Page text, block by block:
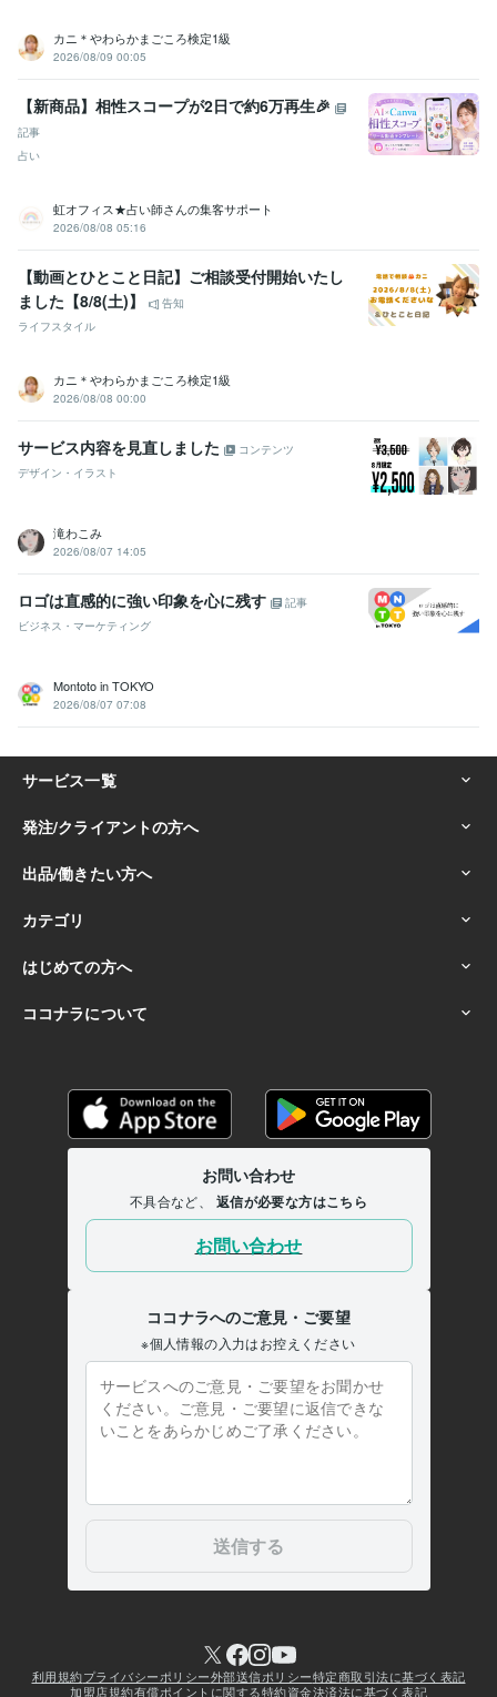
翻訳 語学 英語 韓国語 中国語
イタリア語
ドイツ語
学歴
日本大学 2021年3月 ~ 現在
韓国語 ビジネスレベル
フランス語
日常会話レベル
スペイン語 日常会話レベル
イタリア語 日常会話レベル
ロシア語
カニ＊やわらかまごころ検定1級
2026/08/09 00:05
【新商品】相性スコープが2日で約6万再生🎉
記事
占い
虹オフィス★占い師さんの集客サポート
2026/08/08 05:16
【動画とひとこと日記】ご相談受付開始いたし
ました【8/8(土)】
告知
ライフスタイル
カニ＊やわらかまごころ検定1級
2026/08/08 00:00
サービス内容を見直しました
コンテンツ
デザイン・イラスト
滝わこみ
2026/08/07 14:05
ロゴは直感的に強い印象を心に残す
記事
ビジネス・マーケティング
Montoto in TOKYO
2026/08/07 07:08